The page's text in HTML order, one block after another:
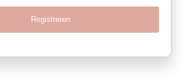
Registreren